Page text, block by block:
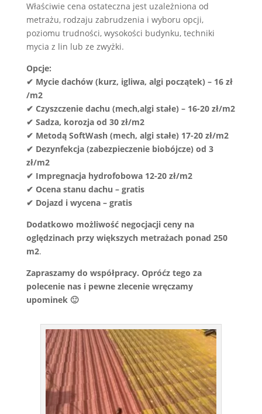
Właściwie cena ostateczna jest uzależniona od
metrażu, rodzaju zabrudzenia i wyboru opcji,
poziomu trudności, wysokości budynku, techniki
mycia z lin lub ze zwyżki.
Opcje:
✔ Mycie dachów (kurz, igliwa, algi początek) – 16 zł
/m2
✔ Czyszczenie dachu (mech,algi stałe) – 16-20 zł/m2
✔ Sadza, korozja od 30 zł/m2
✔ Metodą SoftWash (mech, algi stałe) 17-20 zł/m2
✔ Dezynfekcja (zabezpieczenie biobójcze) od 3
zł/m2
✔ Impregnacja hydrofobowa 12-20 zł/m2
✔ Ocena stanu dachu – gratis
✔ Dojazd i wycena – gratis
Dodatkowo możliwość negocjacji ceny na
oględzinach przy większych metrażach ponad 250
m2.
Zapraszamy do współpracy. Opróćz tego za
polecenie nas i pewne zlecenie wręczamy
upominek 🙂